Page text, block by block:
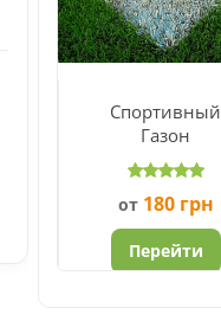
Спортивный
Газон
от 180 грн
Перейти